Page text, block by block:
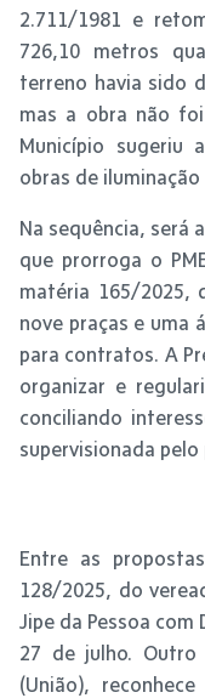
2.711/1981 e
726,10 metros
terreno havia sido
mas a obra não
Município sugeriu
obras de iluminação
Na sequência, será
que prorroga o
matéria 165/2025,
nove praças e uma
para contratos. A
organizar e
conciliando
supervisionada pelo
Entre as
128/2025, do
Jipe da Pessoa
27 de julho. Outro
(União),